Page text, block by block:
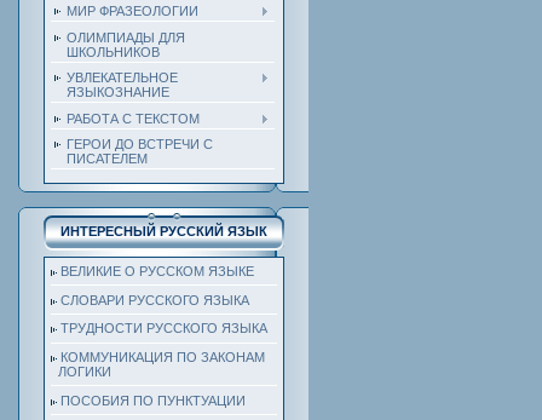
МИР ФРАЗЕОЛОГИИ
ОЛИМПИАДЫ ДЛЯ
ШКОЛЬНИКОВ
УВЛЕКАТЕЛЬНОЕ
ЯЗЫКОЗНАНИЕ
РАБОТА С ТЕКСТОМ
ГЕРОИ ДО ВСТРЕЧИ С
ПИСАТЕЛЕМ
ИНТЕРЕСНЫЙ РУССКИЙ ЯЗЫК
ВЕЛИКИЕ О РУССКОМ ЯЗЫКЕ
СЛОВАРИ РУССКОГО ЯЗЫКА
ТРУДНОСТИ РУССКОГО ЯЗЫКА
КОММУНИКАЦИЯ ПО ЗАКОНАМ
ЛОГИКИ
ПОСОБИЯ ПО ПУНКТУАЦИИ